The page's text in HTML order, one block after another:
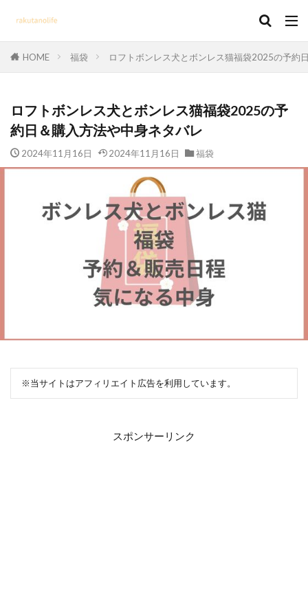
HOME 福袋 ロフトボンレス犬とボンレス猫福袋2025の予約
ロフトボンレス犬とボンレス猫福袋2025の予
約日＆購入方法や中身ネタバレ
2024年11月16日 2024年11月16日 福袋
※当サイトはアフィリエイト広告を利用しています。
スポンサーリンク